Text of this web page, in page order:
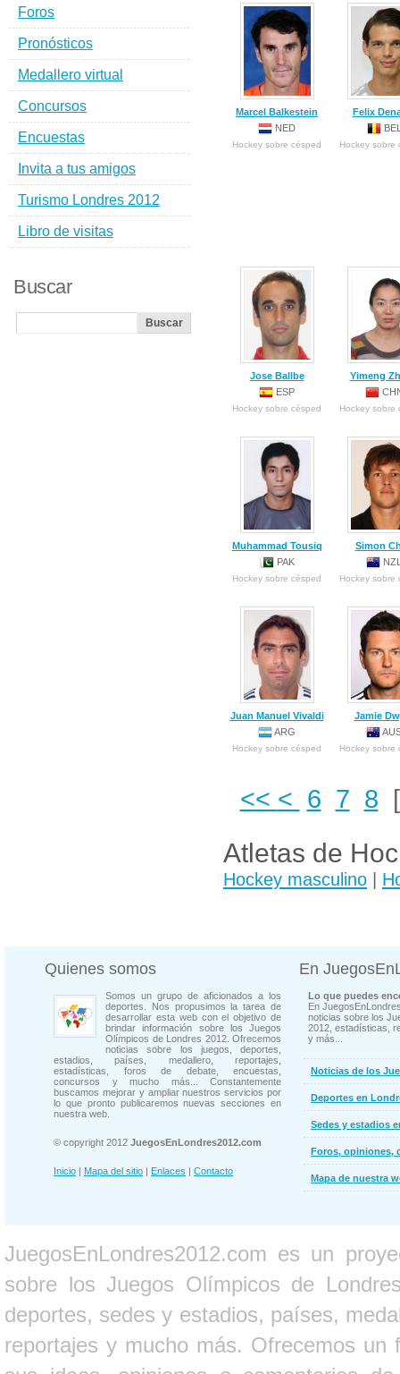
Marcel Balkestein
NED
Hockey sobre césped
Felix
Hockey sobre
Jose Ballbe
ESP
Hockey sobre césped
Yimeng
Hockey sobre
Muhammad Tousiq
PAK
Hockey sobre césped
Simon
Hockey sobre
Juan Manuel Vivaldi
ARG
Hockey sobre césped
Jamie
Hockey sobre
<< < 6 7 8
Atletas de
Hockey masculino
Foros
Pronósticos
Medallero virtual
Concursos
Encuestas
Invita a tus amigos
Turismo Londres 2012
Libro de visitas
Buscar
Quienes somos
Somos un grupo de aficionados a los
deportes. Nos propusimos la tarea de
desarrollar esta web con el objetivo de
brindar información sobre los Juegos
Olímpicos de Londres 2012. Ofrecemos
noticias sobre los juegos, deportes,
estadios, países, medallero, reportajes,
estadísticas, foros de debate, encuestas,
concursos y mucho más... Constantemente
buscamos mejorar y ampliar nuestros servicios por
lo que pronto publicaremos nuevas secciones en
nuestra web.
© copyright 2012 JuegosEnLondres2012.com
Inicio | Mapa del sitio | Enlaces | Contacto
En
Lo que puedes
En
noticias sobre los
2012, estadísticas,
y más...
Noticias de los
Deportes en
Sedes y estadios
Foros, opiniones,
Mapa de nuestra
JuegosEnLondres2012.com es un
sobre los Juegos Olímpicos de
deportes, sedes y estadios, países,
reportajes y mucho más. Ofrecemos un